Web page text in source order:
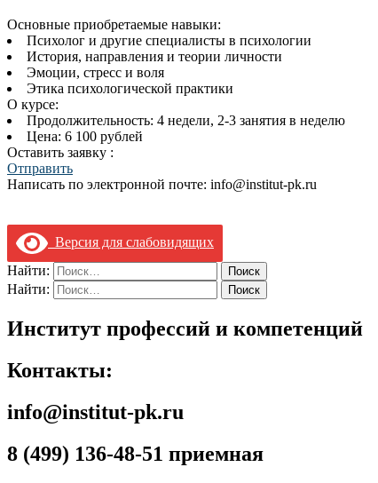
Основные приобретаемые навыки:
Психолог и другие специалисты в психологии
История, направления и теории личности
Эмоции, стресс и воля
Этика психологической практики
О курсе:
Продолжительность: 4 недели, 2-3 занятия в неделю
Цена: 6 100 рублей
Оставить заявку :
Отправить
Написать по электронной почте: info@institut-pk.ru
Версия для слабовидящих
Найти:
Найти:
Институт профессий и компетенций
Контакты:
info@institut-pk.ru
8 (499) 136-48-51 приемная